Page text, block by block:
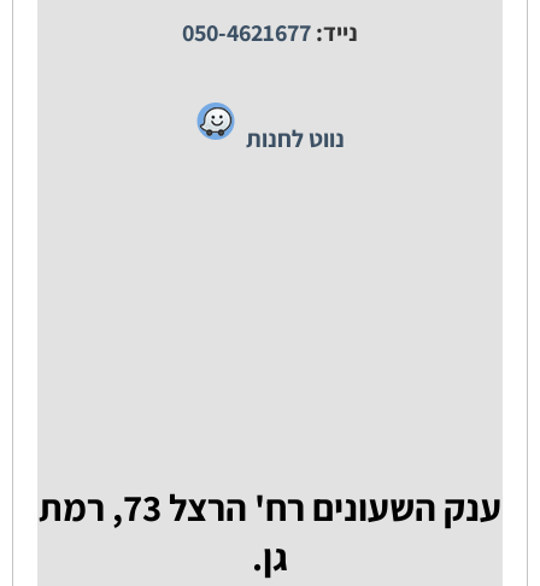
נייד:050-4621677
נווט לחנות
ענק השעונים רח' הרצל 73, רמת
גן.